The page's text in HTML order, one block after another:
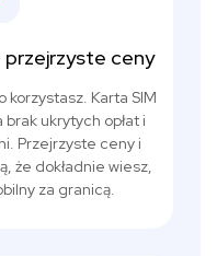
przejrzyste ceny
korzystasz. Karta SIM
ukrytych opłat i
Przejrzyste ceny i
że dokładnie wiesz,
za granicą.